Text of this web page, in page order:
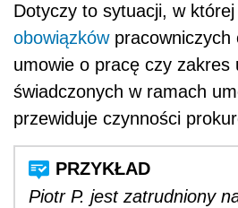
Dotyczy to sytuacji, w której
obowiązkówpracowniczych
umowie o pracę czy zakres
świadczonych w ramach
przewiduje czynności
Piotr P. jest zatrudniony